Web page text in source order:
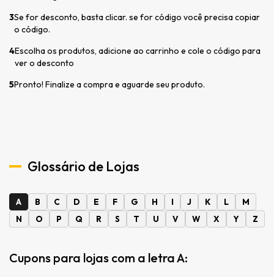
3Se for desconto, basta clicar. se for código você precisa copiar
o código.
4Escolha os produtos, adicione ao carrinho e cole o código para
ver o desconto
5Pronto! Finalize a compra e aguarde seu produto.
Glossário de Lojas
A B C D E F G H I J K L
M
N
O P Q R S T U V W X Y Z
Cupons para lojas com a letra A: